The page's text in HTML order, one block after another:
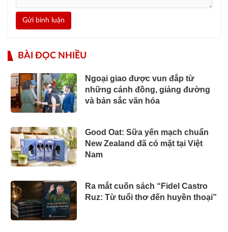
Gửi bình luận
BÀI ĐỌC NHIỀU
Ngoại giao được vun đắp từ
những cánh đồng, giảng đường
và bản sắc văn hóa
Good Oat: Sữa yến mạch chuẩn
New Zealand đã có mặt tại Việt
Nam
Ra mắt cuốn sách “Fidel Castro
Ruz: Từ tuổi thơ đến huyền thoại”